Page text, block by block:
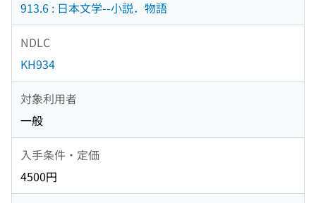
913.6 : 日本文学--小説．物語
NDLC
KH934
対象利用者
一般
入手条件・定価
4500円